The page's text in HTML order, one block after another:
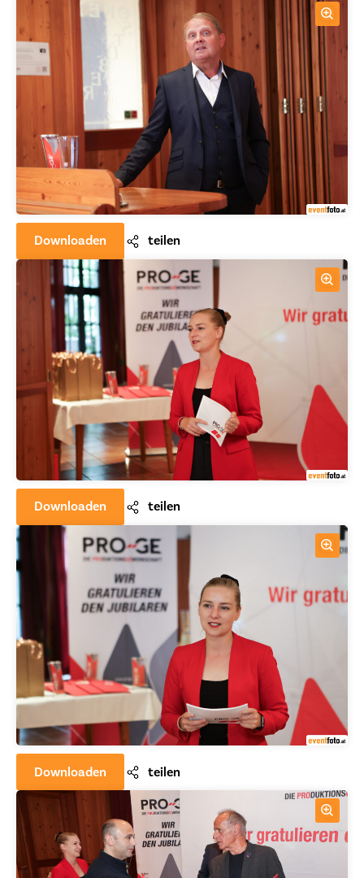
Downloaden teilen
Downloaden teilen
Downloaden teilen